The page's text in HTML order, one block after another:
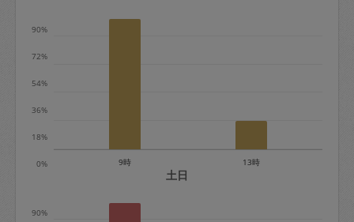
※キャンセル料金の設定について：
0%
18%
36%
54%
72%
90%
9時 13時
土日
90%